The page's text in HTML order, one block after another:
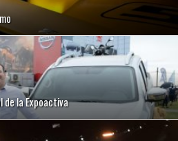
de la Expoactiva